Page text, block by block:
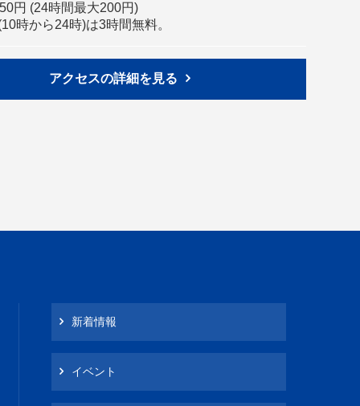
円 (24時間最大200円)
時から24時)は3時間無料。
アクセスの詳細を見る
新着情報
イベント